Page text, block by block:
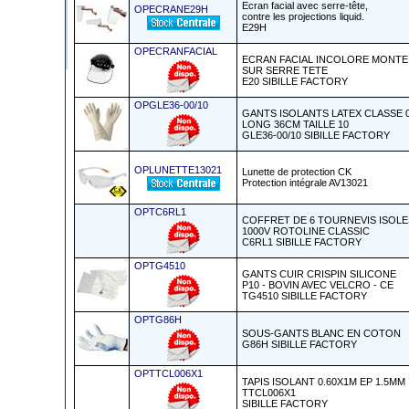
OPECRANE29H
Ecran facial avec serre-tête,
contre les projections liquid.
E29H
OPECRANFACIAL
ECRAN FACIAL INCOLORE MONTE
SUR SERRE TETE
E20 SIBILLE FACTORY
OPGLE36-00/10
GANTS ISOLANTS LATEX CLASSE
LONG 36CM TAILLE 10
GLE36-00/10 SIBILLE FACTORY
OPLUNETTE13021
Lunette de protection CK
Protection intégrale AV13021
OPTC6RL1
COFFRET DE 6 TOURNEVIS
1000V ROTOLINE CLASSIC
C6RL1 SIBILLE FACTORY
OPTG4510
GANTS CUIR CRISPIN SILICONE
P10 - BOVIN AVEC VELCRO - CE
TG4510 SIBILLE FACTORY
OPTG86H
SOUS-GANTS BLANC EN COTON
G86H SIBILLE FACTORY
OPTTCL006X1
TAPIS ISOLANT 0.60X1M EP 1.5MM
TTCL006X1
SIBILLE FACTORY